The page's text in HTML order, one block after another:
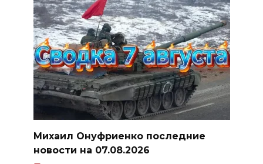
Михаил Онуфриенко последние
новости на 07.08.2026